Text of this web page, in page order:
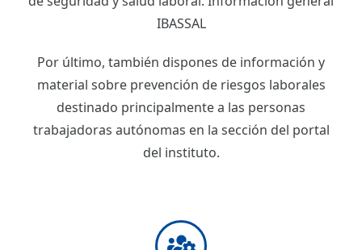
IBASSAL
Por último, también dispones de información y
material sobre prevención de riesgos laborales
destinado principalmente a las personas
trabajadoras autónomas en la sección del portal
del instituto.